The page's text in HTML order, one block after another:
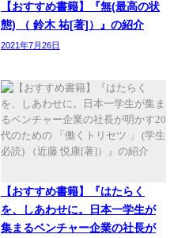
【おすすめ書籍】『無(最高の状
態) （ 鈴木 祐[著]）』の紹介
2021年7月26日
【おすすめ書籍】『はたらく
を、しあわせに。日本一学生が
集まるベンチャー企業の社長が